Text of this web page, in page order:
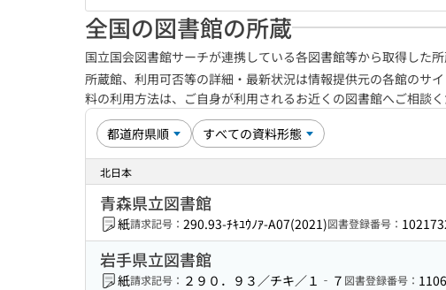
全国の図書館の所蔵
国立国会図書館サーチが連携している各図書館等から取得した所
所蔵館、利用可否等の詳細・最新状況は情報提供元の各館のサ
料の利用方法は、ご自身が利用されるお近くの図書館へご相談
北日本
青森県立図書館
紙請求記号： 290.93-ﾁｷﾕｳﾉｱ-A07(2021)図書登録番号：
岩手県立図書館
紙請求記号： ２９０．９３／チキ／１‐７ 図書登録番号：